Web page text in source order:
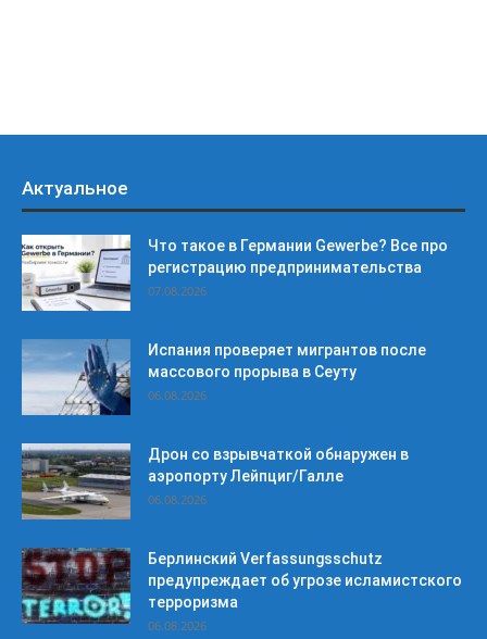
Актуальное
Что такое в Германии Gewerbe? Все про
регистрацию предпринимательства
07.08.2026
Испания проверяет мигрантов после
массового прорыва в Сеуту
06.08.2026
Дрон со взрывчаткой обнаружен в
аэропорту Лейпциг/Галле
06.08.2026
Берлинский Verfassungsschutz
предупреждает об угрозе исламистского
терроризма
06.08.2026